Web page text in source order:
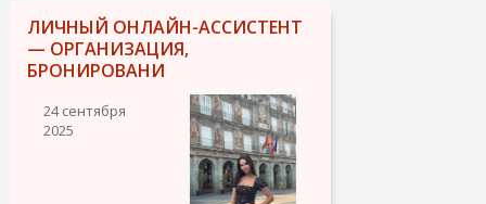
ЛИЧНЫЙ ОНЛАЙН-АССИСТЕНТ
— ОРГАНИЗАЦИЯ,
БРОНИРОВАНИ
24 сентября
2025